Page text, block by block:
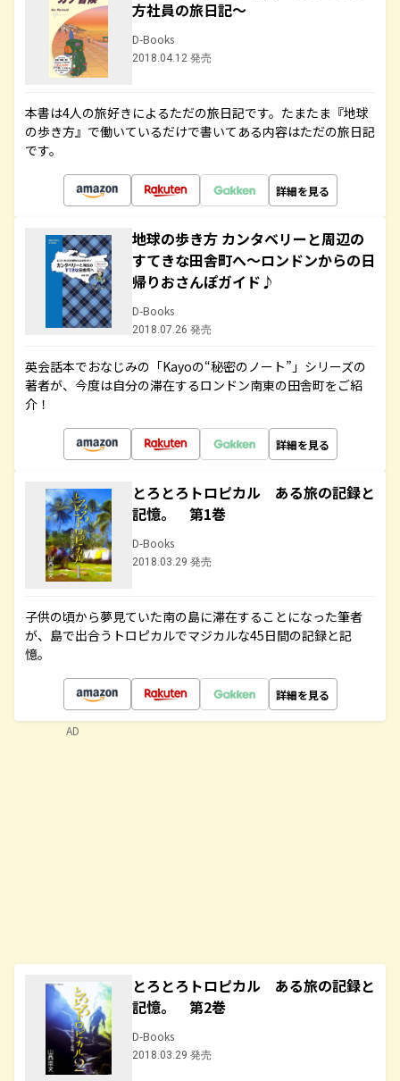
方社員の旅日記～
D-Books
2018.04.12 発売
本書は4人の旅好きによるただの旅日記です。たまたま『地球
の歩き方』で働いているだけで書いてある内容はただの旅日記
です。
詳細を見る
地球の歩き方 カンタベリーと周辺の
すてきな田舎町へ～ロンドンからの日
帰りおさんぽガイド♪
D-Books
2018.07.26 発売
英会話本でおなじみの「Kayoの“秘密のノート”」シリーズの
著者が、今度は自分の滞在するロンドン南東の田舎町をご紹
介！
詳細を見る
とろとろトロピカル ある旅の記録と
記憶。 第1巻
D-Books
2018.03.29 発売
子供の頃から夢見ていた南の島に滞在することになった筆者
が、島で出合うトロピカルでマジカルな45日間の記録と記
憶。
詳細を見る
とろとろトロピカル ある旅の記録と
記憶。 第2巻
D-Books
2018.03.29 発売
AD